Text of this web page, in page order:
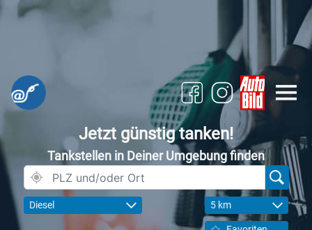
Jetzt günstig tanken!
Tankstellen in Deiner Umgebung finden
Diesel 5 km